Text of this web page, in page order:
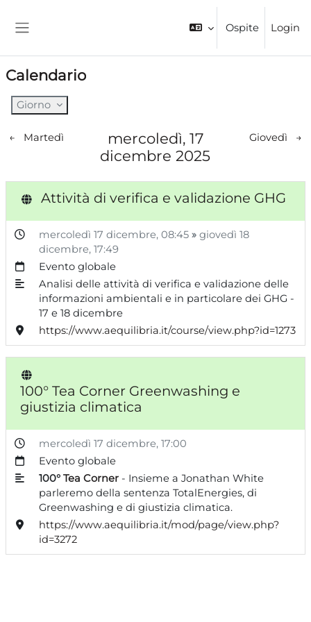
Ospite Login
Calendario
Giorno
← Martedì
mercoledì, 17
dicembre 2025
Giovedì →
Attività di verifica e validazione GHG
mercoledì 17 dicembre, 08:45 » giovedì 18
dicembre, 17:49
Evento globale
Analisi delle attività di verifica e validazione delle
informazioni ambientali e in particolare dei GHG -
17 e 18 dicembre
https://www.aequilibria.it/course/view.php?id=1273
100° Tea Corner Greenwashing e
giustizia climatica
mercoledì 17 dicembre, 17:00
Evento globale
100° Tea Corner- Insieme a Jonathan White
parleremodella sentenza TotalEnergies, di
Greenwashing e di giustizia climatica.
https://www.aequilibria.it/mod/page/view.php?
id=3272